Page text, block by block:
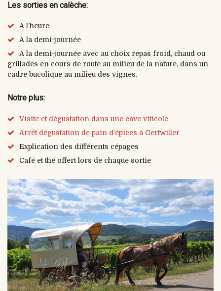
Les sorties en calèche:
A l’heure
A la demi-journée
A la demi-journée avec au choix repas froid, chaud ou
grillades en cours de route au milieu de la nature, dans un
cadre bucolique au milieu des vignes.
Notre plus:
Visite et dégustation dans une cave viticole
Arrêt dégustation de pain d’épices à Gertwiller
Explication des différents cépages
Café et thé offert lors de chaque sortie